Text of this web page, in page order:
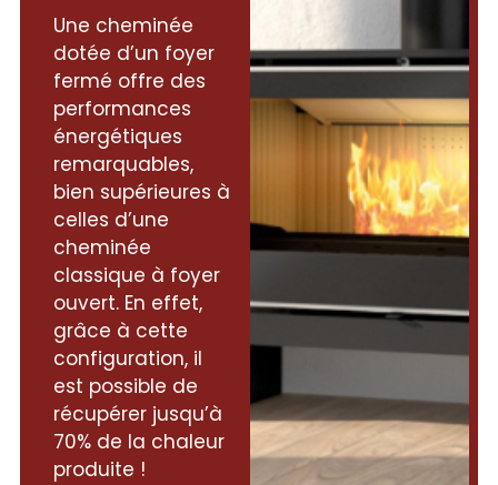
Une cheminée
dotée d’un foyer
fermé offre des
performances
énergétiques
remarquables,
bien supérieures à
celles d’une
cheminée
classique à foyer
ouvert. En effet,
grâce à cette
configuration, il
est possible de
récupérer jusqu’à
70% de la chaleur
produite !